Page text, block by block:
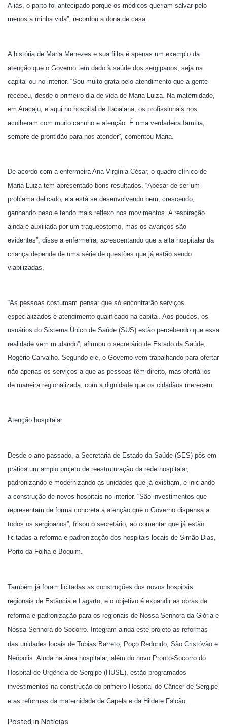
Aliás, o parto foi antecipado porque os médicos queriam salvar pelo
menos a minha vida”, recordou a dona de casa.
A história de Maria Menezes e sua filha é apenas um exemplo da
atenção que o Governo tem dado à saúde dos sergipanos, seja na
capital ou no interior. “Sou muito grata pelo atendimento que a gente
recebeu, desde o primeiro dia de vida de Maria Luiza. Na maternidade,
em Aracaju, e aqui no hospital de Itabaiana, os profissionais nos
acolheram com muito carinho e atenção. É uma verdadeira família,
sempre de prontidão para nos atender”, comentou Maria.
De acordo com a enfermeira Ana Virgínia César, o quadro clínico de
Maria Luiza tem apresentado bons resultados. “Apesar de ser um
problema delicado, ela está se desenvolvendo bem, crescendo,
ganhando peso e tendo mais reflexo nos movimentos. A respiração
ainda é auxiliada por um traqueóstomo, mas os avanços são
evidentes”, disse a enfermeira, acrescentando que a alta hospitalar da
criança depende de uma série de questões que já estão sendo
viabilizadas.
“As pessoas costumam pensar que só encontrarão serviços
especializados e atendimento qualificado na capital. Aos poucos, os
usuários do Sistema Único de Saúde (SUS) estão percebendo que essa
realidade vem mudando”, afirmou o secretário de Estado da Saúde,
Rogério Carvalho. Segundo ele, o Governo vem trabalhando para ofertar
não apenas os serviços a que as pessoas têm direito, mas ofertá-los
de maneira regionalizada, com a dignidade que os cidadãos merecem.
Atenção hospitalar
Desde o ano passado, a Secretaria de Estado da Saúde (SES) pôs em
prática um amplo projeto de reestruturação da rede hospitalar,
padronizando e modernizando as unidades que já existiam, e iniciando
a construção de novos hospitais no interior. “São investimentos que
representam de forma concreta a atenção que o Governo dispensa a
todos os sergipanos”, frisou o secretário, ao comentar que já estão
licitadas a reforma e padronização dos hospitais locais de Simão Dias,
Porto da Folha e Boquim.
Também já foram licitadas as construções dos novos hospitais
regionais de Estância e Lagarto, e o objetivo é expandir as obras de
reforma e padronização para os regionais de Nossa Senhora da Glória e
Nossa Senhora do Socorro. Integram ainda este projeto as reformas
das unidades locais de Tobias Barreto, Poço Redondo, São Cristóvão e
Neópolis. Ainda na área hospitalar, além do novo Pronto-Socorro do
Hospital de Urgência de Sergipe (HUSE), estão programados
investimentos na construção do primeiro Hospital do Câncer de Sergipe
e as reformas da maternidade de Capela e da Hildete Falcão.
Posted in Notícias